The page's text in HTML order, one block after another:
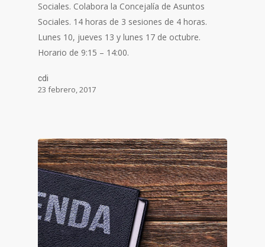
Sociales. Colabora la Concejalía de Asuntos
Sociales. 14 horas de 3 sesiones de 4 horas.
Lunes 10, jueves 13 y lunes 17 de octubre.
Horario de 9:15 – 14:00.
cdi
23 febrero, 2017